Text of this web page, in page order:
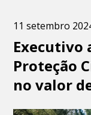
11 setembro
Executivo
Proteção
no valor